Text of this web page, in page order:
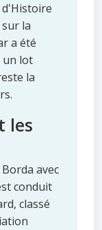
la
a été
un lot
la
les
avec
conduit
classé